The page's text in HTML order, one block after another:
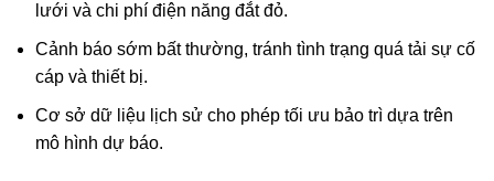
lưới và chi phí điện năng đắt đỏ.
Cảnh báo sớm bất thường, tránh tình trạng quá tải sự cố
cáp và thiết bị.
Cơ sở dữ liệu lịch sử cho phép tối ưu bảo trì dựa trên
mô hình dự báo.